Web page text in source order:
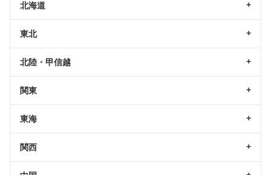
北海道
東北
北陸・甲信越
関東
東海
関西